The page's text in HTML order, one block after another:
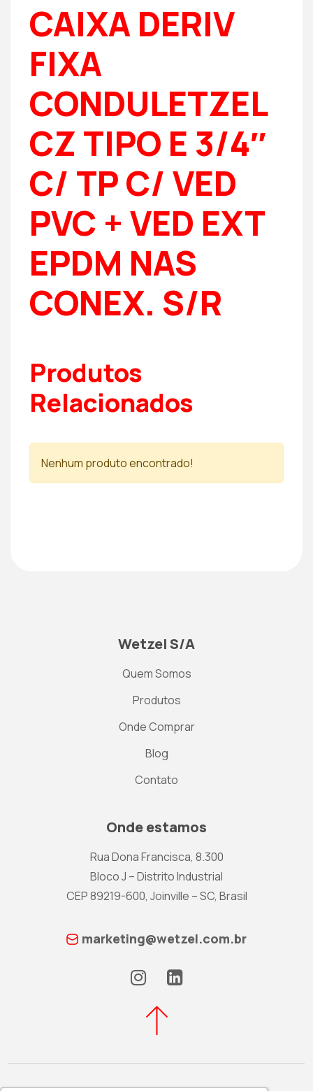
CAIXA DERIV
FIXA
CONDULETZEL
CZ TIPO E 3/4″
C/ TP C/ VED
PVC + VED EXT
EPDM NAS
CONEX. S/R
Produtos
Relacionados
Nenhum produto encontrado!
Wetzel S/A
Quem Somos
Produtos
Onde Comprar
Blog
Contato
Onde estamos
Rua Dona Francisca, 8.300
Bloco J – Distrito Industrial
CEP 89219-600, Joinville – SC, Brasil
marketing@wetzel.com.br